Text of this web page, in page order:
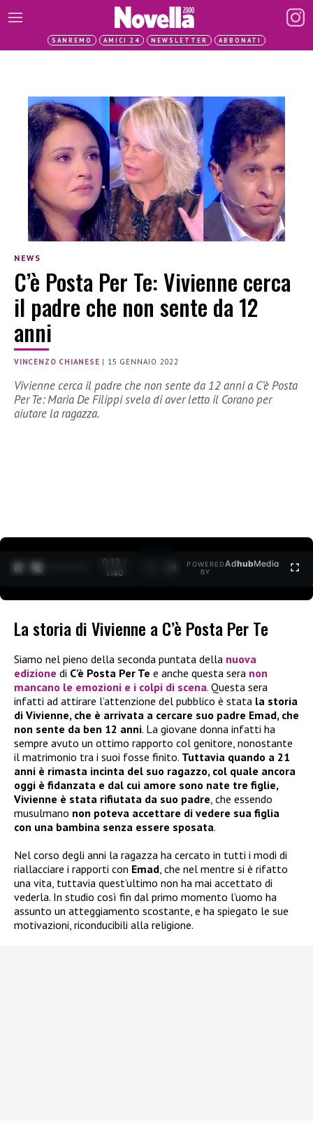
SANREMO AMICI 24 NEWSLETTER ABBONATI
NEWS
C’è Posta Per Te: Vivienne cerca
il padre che non sente da 12
anni
VINCENZO CHIANESE | 15 GENNAIO 2022
Vivienne cerca il padre che non sente da 12 anni a C’è Posta
Per Te: Maria De Filippi svela di aver letto il Corano per
aiutare la ragazza.
0:12 /
1:40
POWERED
BY
AdhubMedia
La storia di Vivienne a C’è Posta Per Te
Siamo nel pieno della seconda puntata della nuova
edizione di C’è Posta Per Te e anche questa sera non
mancano le emozioni e i colpi di scena. Questa sera
infatti ad attirare l’attenzione del pubblico è stata la storia
di Vivienne, che è arrivata a cercare suo padre Emad, che
non sente da ben 12 anni. La giovane donna infatti ha
sempre avuto un ottimo rapporto col genitore, nonostante
il matrimonio tra i suoi fosse finito. Tuttavia quando a 21
anni è rimasta incinta del suo ragazzo, col quale ancora
oggi è fidanzata e dal cui amore sono nate tre figlie,
Vivienne è stata rifiutata da suo padre, che essendo
musulmano non poteva accettare di vedere sua figlia
con una bambina senza essere sposata.
Nel corso degli anni la ragazza ha cercato in tutti i modi di
riallacciare i rapporti con Emad, che nel mentre si è rifatto
una vita, tuttavia quest’ultimo non ha mai accettato di
vederla. In studio così fin dal primo momento l’uomo ha
assunto un atteggiamento scostante, e ha spiegato le sue
motivazioni, riconducibili alla religione.